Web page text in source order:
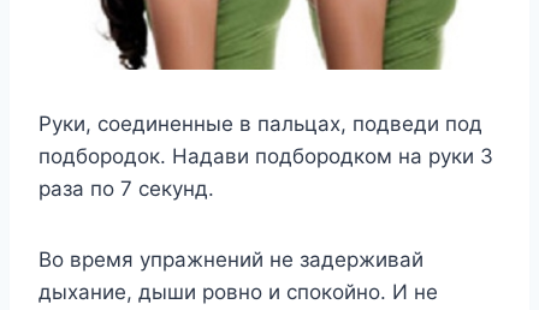
Руки, соединенные в пальцах, подведи под
подбородок. Надави подбородком на руки 3
раза по 7 секунд.
Во время упражнений не задерживай
дыхание, дыши ровно и спокойно. И не